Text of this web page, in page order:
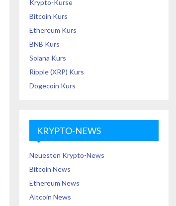
Krypto-Kurse
Bitcoin Kurs
Ethereum Kurs
BNB Kurs
Solana Kurs
Ripple (XRP) Kurs
Dogecoin Kurs
KRYPTO-NEWS
Neuesten Krypto-News
Bitcoin News
Ethereum News
Altcoin News